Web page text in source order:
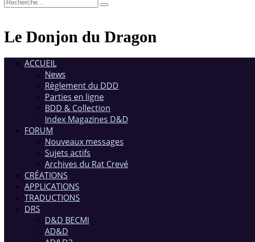
Le Donjon du Dragon
ACCUEIL
News
Règlement du DDD
Parties en ligne
BDD & Collection
Index Magazines D&D
FORUM
Nouveaux messages
Sujets actifs
Archives du Rat Crevé
CRÉATIONS
APPLICATIONS
TRADUCTIONS
DRS
D&D BECMI
AD&D